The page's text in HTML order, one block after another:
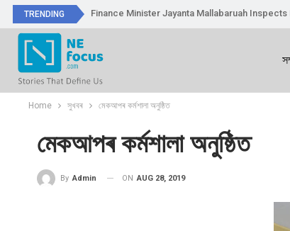
TRENDING Finance Minister Jayanta Mallabaruah
Home সুখবৰ মেকআপৰ কৰ্মশালা অনুষ্ঠিত
মেকআপৰ কৰ্মশালা অনুষ্ঠিত
By Admin ON AUG 28, 2019